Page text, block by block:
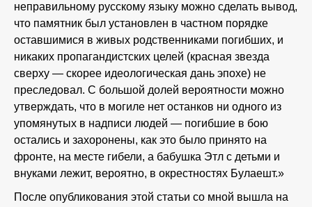
неправильному русскому языку можно сделать вывод,
что памятник был установлен в частном порядке
оставшимися в живых родственниками погибших, и
никаких пропагандистских целей (красная звезда
сверху — скорее идеологическая дань эпохе) не
преследовал. С большой долей вероятности можно
утверждать, что в могиле нет останков ни одного из
упомянутых в надписи людей — погибшие в бою
остались и захоронены, как это было принято на
фронте, на месте гибели, а бабушка Этл с детьми и
внуками лежит, вероятно, в окрестностях Булаешт.»
После опубликования этой статьи со мной вышла на